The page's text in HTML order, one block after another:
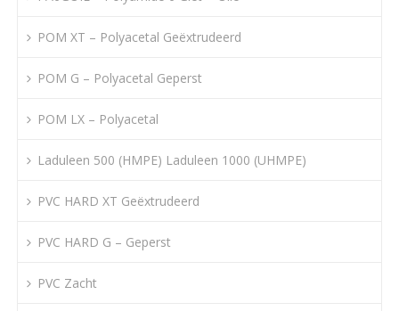
POM XT – Polyacetal Geëxtrudeerd
POM G – Polyacetal Geperst
POM LX – Polyacetal
Laduleen 500 (HMPE) Laduleen 1000 (UHMPE)
PVC HARD XT Geëxtrudeerd
PVC HARD G – Geperst
PVC Zacht